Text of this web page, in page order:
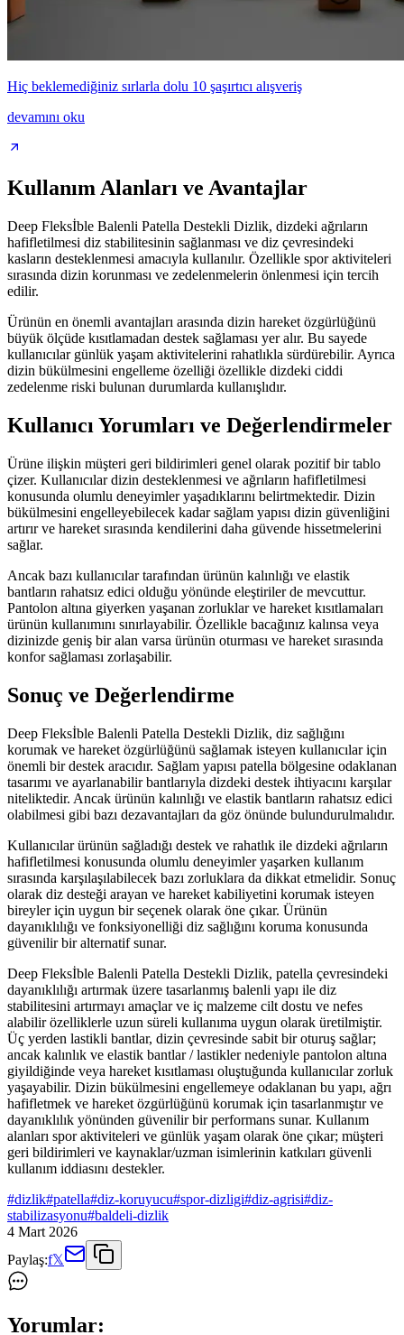
Hiç beklemediğiniz sırlarla dolu 10 şaşırtıcı alışveriş
devamını oku
Kullanım Alanları ve Avantajlar
Deep Fleksİble Balenli Patella Destekli Dizlik, dizdeki ağrıların
hafifletilmesi diz stabilitesinin sağlanması ve diz çevresindeki
kasların desteklenmesi amacıyla kullanılır. Özellikle spor aktiviteleri
sırasında dizin korunması ve zedelenmelerin önlenmesi için tercih
edilir.
Ürünün en önemli avantajları arasında dizin hareket özgürlüğünü
büyük ölçüde kısıtlamadan destek sağlaması yer alır. Bu sayede
kullanıcılar günlük yaşam aktivitelerini rahatlıkla sürdürebilir. Ayrıca
dizin bükülmesini engelleme özelliği özellikle dizdeki ciddi
zedelenme riski bulunan durumlarda kullanışlıdır.
Kullanıcı Yorumları ve Değerlendirmeler
Ürüne ilişkin müşteri geri bildirimleri genel olarak pozitif bir tablo
çizer. Kullanıcılar dizin desteklenmesi ve ağrıların hafifletilmesi
konusunda olumlu deneyimler yaşadıklarını belirtmektedir. Dizin
bükülmesini engelleyebilecek kadar sağlam yapısı dizin güvenliğini
artırır ve hareket sırasında kendilerini daha güvende hissetmelerini
sağlar.
Ancak bazı kullanıcılar tarafından ürünün kalınlığı ve elastik
bantların rahatsız edici olduğu yönünde eleştiriler de mevcuttur.
Pantolon altına giyerken yaşanan zorluklar ve hareket kısıtlamaları
ürünün kullanımını sınırlayabilir. Özellikle bacağınız kalınsa veya
dizinizde geniş bir alan varsa ürünün oturması ve hareket sırasında
konfor sağlaması zorlaşabilir.
Sonuç ve Değerlendirme
Deep Fleksİble Balenli Patella Destekli Dizlik, diz sağlığını
korumak ve hareket özgürlüğünü sağlamak isteyen kullanıcılar için
önemli bir destek aracıdır. Sağlam yapısı patella bölgesine odaklanan
tasarımı ve ayarlanabilir bantlarıyla dizdeki destek ihtiyacını karşılar
niteliktedir. Ancak ürünün kalınlığı ve elastik bantların rahatsız edici
olabilmesi gibi bazı dezavantajları da göz önünde bulundurulmalıdır.
Kullanıcılar ürünün sağladığı destek ve rahatlık ile dizdeki ağrıların
hafifletilmesi konusunda olumlu deneyimler yaşarken kullanım
sırasında karşılaşılabilecek bazı zorluklara da dikkat etmelidir. Sonuç
olarak diz desteği arayan ve hareket kabiliyetini korumak isteyen
bireyler için uygun bir seçenek olarak öne çıkar. Ürünün
dayanıklılığı ve fonksiyonelliği diz sağlığını koruma konusunda
güvenilir bir alternatif sunar.
Deep Fleksİble Balenli Patella Destekli Dizlik, patella çevresindeki
dayanıklılığı artırmak üzere tasarlanmış balenli yapı ile diz
stabilitesini artırmayı amaçlar ve iç malzeme cilt dostu ve nefes
alabilir özelliklerle uzun süreli kullanıma uygun olarak üretilmiştir.
Üç yerden lastikli bantlar, dizin çevresinde sabit bir oturuş sağlar;
ancak kalınlık ve elastik bantlar / lastikler nedeniyle pantolon altına
giyildiğinde veya hareket kısıtlaması oluştuğunda kullanıcılar zorluk
yaşayabilir. Dizin bükülmesini engellemeye odaklanan bu yapı, ağrı
hafifletmek ve hareket özgürlüğünü korumak için tasarlanmıştır ve
dayanıklılık yönünden güvenilir bir performans sunar. Kullanım
alanları spor aktiviteleri ve günlük yaşam olarak öne çıkar; müşteri
geri bildirimleri ve kaynaklar/uzman isimlerinin katkıları güvenli
kullanım iddiasını destekler.
#dizlik#patella#diz-koruyucu#spor-dizligi#diz-agrisi#diz-
stabilizasyonu#baldeli-dizlik
4 Mart 2026
Paylaş:f𝕏
Yorumlar: